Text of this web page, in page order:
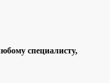
специалисту,